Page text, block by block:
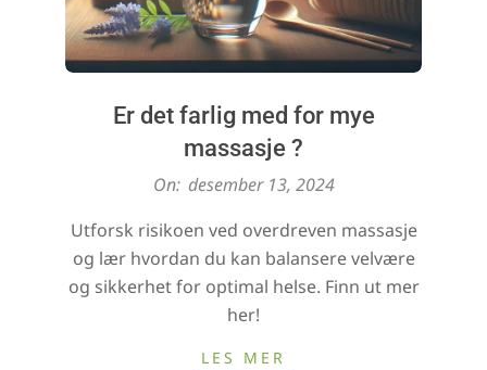
Er det farlig med for mye
massasje ?
13
On: desember 13, 2024
Utforsk risikoen ved overdreven massasje
og lær hvordan du kan balansere velvære
og sikkerhet for optimal helse. Finn ut mer
her!
LES MER